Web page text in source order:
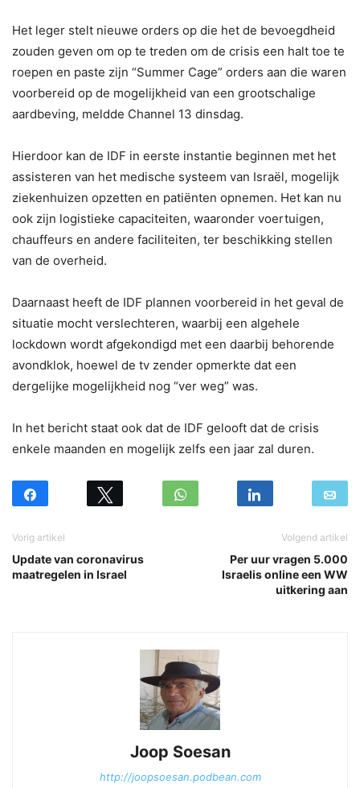
Het leger stelt nieuwe orders op die het de bevoegdheid
zouden geven om op te treden om de crisis een halt toe te
roepen en paste zijn “Summer Cage” orders aan die waren
voorbereid op de mogelijkheid van een grootschalige
aardbeving, meldde Channel 13 dinsdag.
Hierdoor kan de IDF in eerste instantie beginnen met het
assisteren van het medische systeem van Israël, mogelijk
ziekenhuizen opzetten en patiënten opnemen. Het kan nu
ook zijn logistieke capaciteiten, waaronder voertuigen,
chauffeurs en andere faciliteiten, ter beschikking stellen
van de overheid.
Daarnaast heeft de IDF plannen voorbereid in het geval de
situatie mocht verslechteren, waarbij een algehele
lockdown wordt afgekondigd met een daarbij behorende
avondklok, hoewel de tv zender opmerkte dat een
dergelijke mogelijkheid nog “ver weg” was.
In het bericht staat ook dat de IDF gelooft dat de crisis
enkele maanden en mogelijk zelfs een jaar zal duren.
Vorig artikel
Update van coronavirus
maatregelen in Israel
Volgend artikel
Per uur vragen 5.000
Israelis online een WW
uitkering aan
Joop Soesan
http://joopsoesan.podbean.com